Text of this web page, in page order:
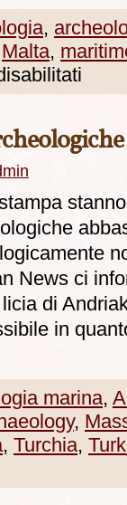
,
Malta,
News ci
di
in
marina,
,
, Turchia,